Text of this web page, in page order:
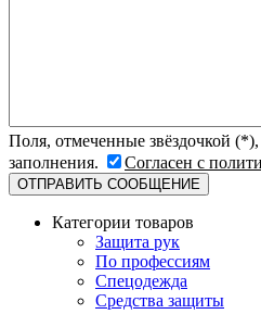
Поля, отмеченные звёздочкой (*),
заполнения.
Согласен с
Категории товаров
Защита рук
По профессиям
Спецодежда
Средства защиты